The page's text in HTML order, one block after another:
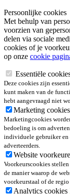
Persoonlijke cookies
Met behulp van
voorzien van
delen via sociale
cookies of je
op onze cookie
Essentiële
Deze cookies zijn
kunt maken van de
hebt aangevraagd niet
Marketing cookies
Marketingcookies
bedoeling is om
individuele gebruiker en
adverteerders.
Website
Voorkeurscookies
de manier waarop de
voorkeurstaal of de
Analytics cookies